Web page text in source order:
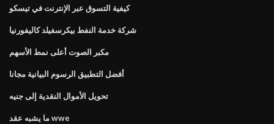
كيفية التسوق عبر الإنترنت في تيسكو
شركة خدمة النفط بيكرسفيلد كاليفورنيا
مكبر الصوت أعلى نمط الأسهم
أفضل التطبيق الرسوم البيانية مجانا
تحويل الأموال النقدية إلى جنيه
ما يشبه عقد wwe